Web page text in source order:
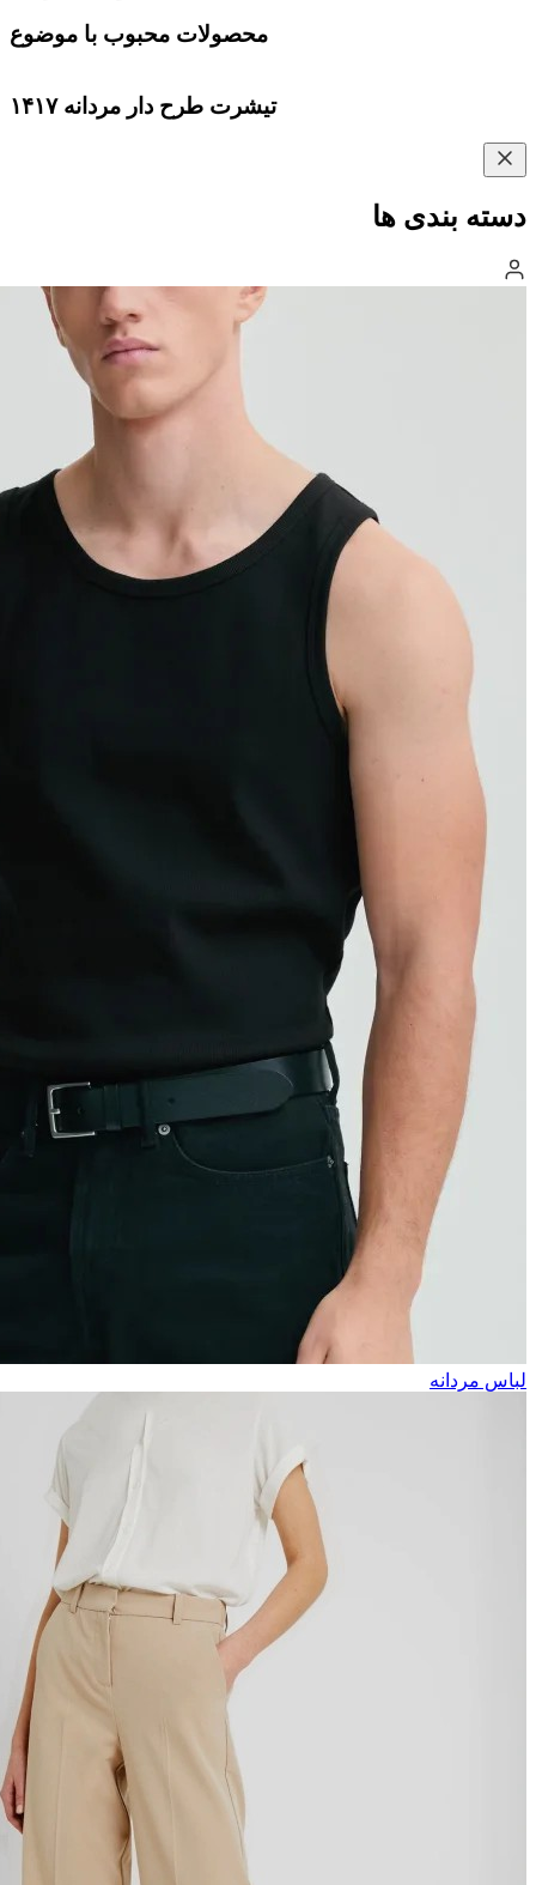
محصولات محبوب با موضوع
تیشرت طرح دار مردانه ۱۴۱۷
دسته بندی ها
لباس مردانه